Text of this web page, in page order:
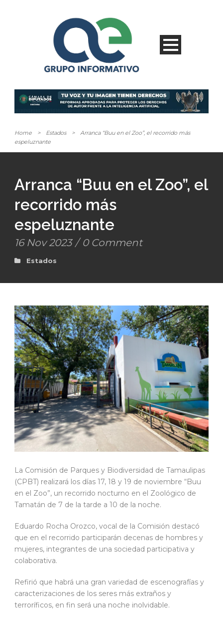
Home > Estados >
Arranca “Buu en el Zoo”, el recorrido más
espeluznante
Arranca “Buu en el Zoo”, el
recorrido más
espeluznante
16 Nov 2023 / 0 Comment
Estados
La Comisión de Parques y Biodiversidad de Tamaulipas
(CPBT) realizará los días 17, 18 y 19 de noviembre “Buu
en el Zoo”, un recorrido nocturno en el Zoológico de
Tamatán de 7 de la tarde a 10 de la noche.
Eduardo Rocha Orozco, vocal de la Comisión destacó
que en el recorrido participarán decenas de hombres y
mujeres, integrantes de una sociedad participativa y
colaborativa.
Refirió que habrá una gran variedad de escenografías y
caracterizaciones de los seres más extraños y
terroríficos, en fin será una noche inolvidable.